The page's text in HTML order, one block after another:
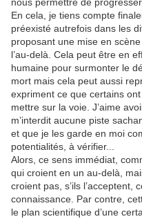
En cela, je tiens compte
préexisté autrefois dans les
proposant une mise en
l’au-delà. Cela peut être en
humaine pour surmonter le
mort mais cela peut aussi
expriment ce que certains
mettre sur la voie. J’aime
m’interdit aucune piste
et que je les garde en moi
potentialités, à vérifier...
Alors, ce sens immédiat,
qui croient en un au-delà,
croient pas, s’ils l’acceptent,
connaissance. Par contre,
le plan scientifique d’une